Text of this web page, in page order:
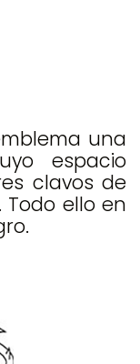
una
espacio
clavos de
ello en